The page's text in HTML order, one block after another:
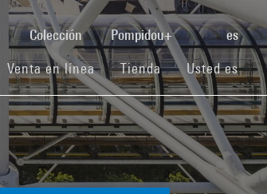
Colección Pompidou+ es
Venta en línea(current)
Tienda(current)Usted es